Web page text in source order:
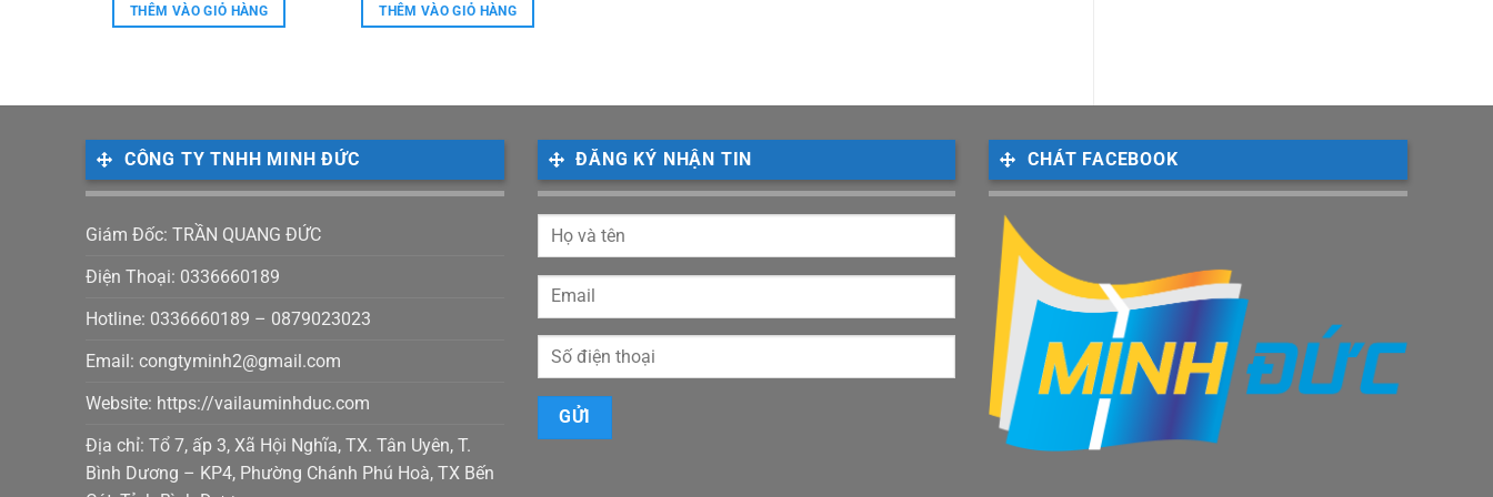
5 sao là:
8,000 ₫.
tại
là:
THÊM VÀO GIỎ HÀNG
5 sao là:
20,000 ₫.
tại
là:
THÊM VÀO GIỎ HÀNG
CÔNG TY TNHH MINH ĐỨC
Giám Đốc: TRẦN QUANG ĐỨC
Điện Thoại: 0336660189
Hotline: 0336660189 – 0879023023
Email: congtyminh2@gmail.com
Website: https://vailauminhduc.com
Địa chỉ: Tổ 7, ấp 3, Xã Hội Nghĩa, TX. Tân Uyên, T.
Bình Dương – KP4, Phường Chánh Phú Hoà, TX Bến
ĐĂNG KÝ NHẬN TIN CHÁT FACEBOOK